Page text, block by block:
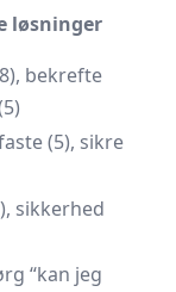
løsninger
bekrefte
(5), sikre
sikkerhed
“kan jeg